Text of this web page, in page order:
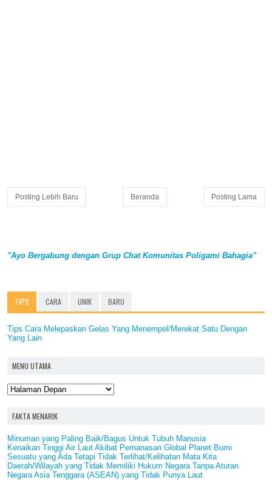
Posting Lebih Baru Posting Lama
Beranda
"Ayo Bergabung dengan Grup Chat Komunitas Poligami Bahagia"
TIPS CARA UNIK BARU
Tips Cara Melepaskan Gelas Yang Menempel/Merekat Satu Dengan
Yang Lain
MENU UTAMA
FAKTA MENARIK
Minuman yang Paling Baik/Bagus Untuk Tubuh Manusia
Kenaikan Tinggi Air Laut Akibat Pemanasan Global Planet Bumi
Sesuatu yang Ada Tetapi Tidak Terlihat/Kelihatan Mata Kita
Daerah/Wilayah yang Tidak Memiliki Hukum Negara Tanpa Aturan
Negara Asia Tenggara (ASEAN) yang Tidak Punya Laut